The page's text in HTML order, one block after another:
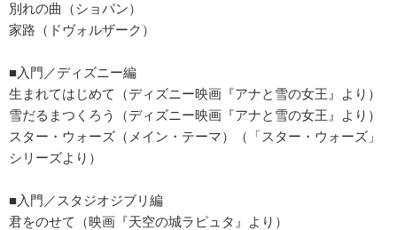
別れの曲（ショパン）
家路（ドヴォルザーク）
■入門／ディズニー編
生まれてはじめて（ディズニー映画『アナと雪の女王』より）
雪だるまつくろう（ディズニー映画『アナと雪の女王』より）
スター・ウォーズ（メイン・テーマ）（「スター・ウォーズ」
シリーズより）
■入門／スタジオジブリ編
君をのせて（映画『天空の城ラピュタ』より）